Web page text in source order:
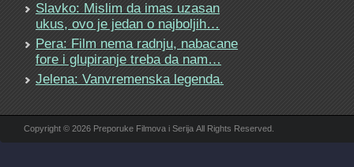
Slavko: Mislim da imas uzasan
ukus, ovo je jedan o najboljih…
Pera: Film nema radnju, nabacane
fore i glupiranje treba da nam…
Jelena: Vanvremenska legenda.
Copyright © 2026 Preporuke Filmova i Serija All Rights Reserved.